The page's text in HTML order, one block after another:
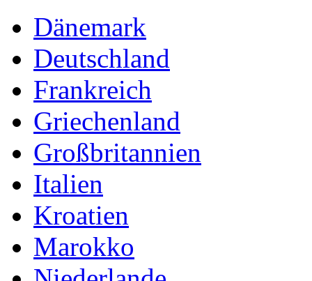
Dänemark
Deutschland
Frankreich
Griechenland
Großbritannien
Italien
Kroatien
Marokko